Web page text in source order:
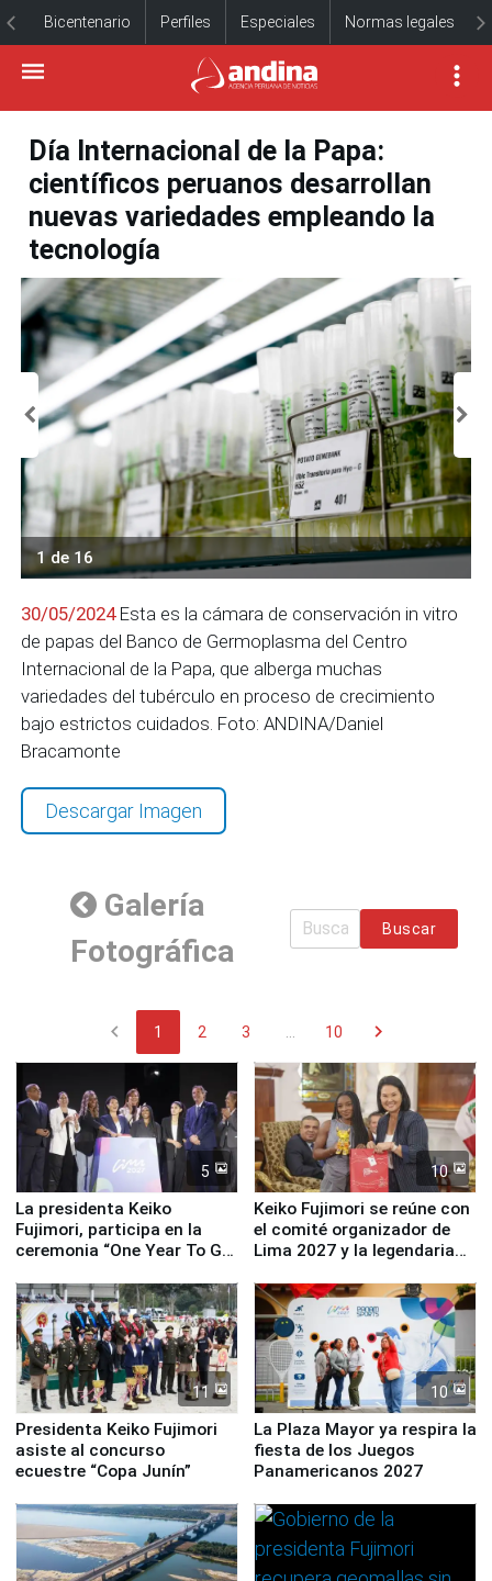
Bicentenario Perfiles Especiales Normas legales
Día Internacional de la Papa:
científicos peruanos desarrollan
nuevas variedades empleando la
tecnología
1 de 16
30/05/2024Esta es la cámara de conservación in vitro
de papas del Banco de Germoplasma del Centro
Internacional de la Papa, que alberga muchas
variedades del tubérculo en proceso de crecimiento
bajo estrictos cuidados. Foto: ANDINA/Daniel
Bracamonte
Descargar Imagen
Galería
Fotográfica
Buscar
chevron_left 1 2 3 10 chevron_right
5
La presidenta Keiko
Fujimori, participa en la
ceremonia “One Year To Go
10
Keiko Fujimori se reúne con
el comité organizador de
Lima 2027 y la legendaria
11
Presidenta Keiko Fujimori
asiste al concurso
ecuestre “Copa Junín”
10
La Plaza Mayor ya respira la
fiesta de los Juegos
Panamericanos 2027